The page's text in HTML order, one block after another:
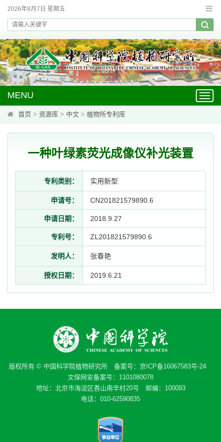
2026年8月7日 星期五
MENU
首页 > 资源库 > 中文 > 植物所专利库
一种叶绿素荧光成像仪补光装置
专利类别： 实用新型
申请号： CN201821579890.6
申请日期： 2018.9.27
专利号： ZL201821579890.6
发明人： 张春艳
授权日期： 2019.6.21
版权所有 © 中国科学院植物研究所 备案号： 京ICP备16067583号-24
文保网安备案号：1101080078
地址：北京市海淀区香山南辛村20号 邮编：100093
电话：010-62590835